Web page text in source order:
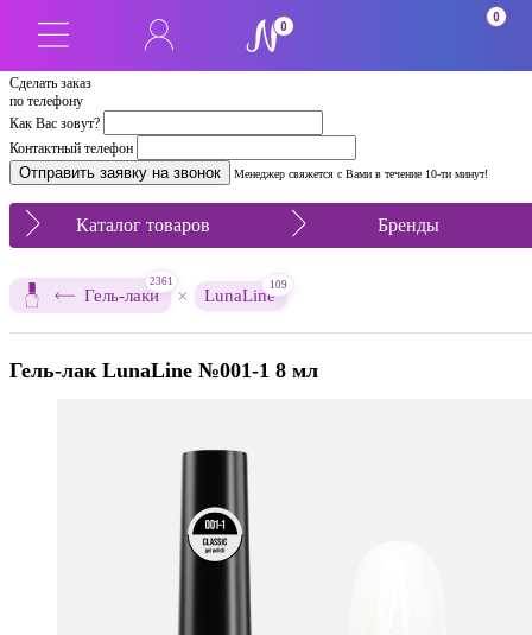
Сделать заказ
по телефону
Как Вас зовут?
Контактный телефон
Менеджер свяжется с Вами в течение 10-ти минут!
0
0
Каталог товаров Бренды
Гель-лаки
2361
× LunaLine
109
Гель-лак LunaLine №001-1 8 мл